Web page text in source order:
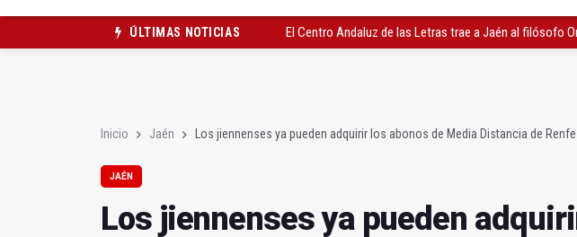
ÚLTIMAS NOTICIAS
El Centro Andaluz de las Letras trae a Jaén al filósofo
Inicio Jaén Los jiennenses ya pueden adquirir los abonos de Media Distancia de Renfe
JAÉN
Los jiennenses ya pueden